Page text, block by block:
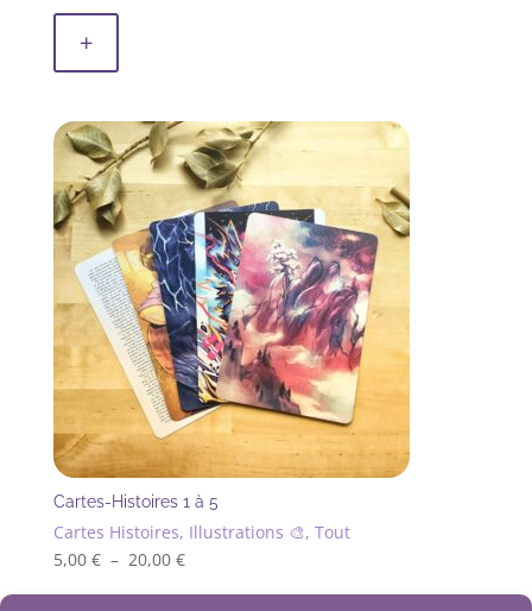
+
Cartes-Histoires 1 à 5
Cartes Histoires, Illustrations 🎨, Tout
5,00 € – 20,00 €Plage